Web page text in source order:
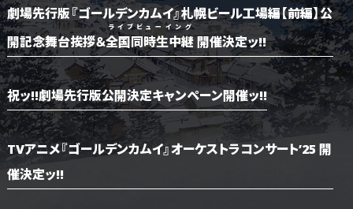
劇場先行版『ゴールデンカムイ』札幌ビール工場編【前編】公
開記念舞台挨拶＆全国同時生中継
ライブビューイング
開催決定ッ!!
祝ッ!!劇場先行版公開決定キャンペーン開催ッ!!
TVアニメ『ゴールデンカムイ』オーケストラコンサート’25 開
催決定ッ!!